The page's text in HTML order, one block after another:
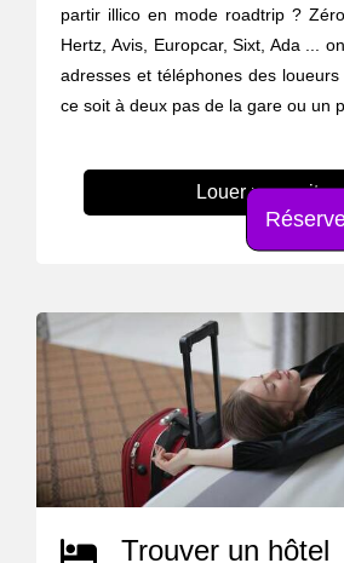
partir illico en mode roadtrip ?
Hertz, Avis, Europcar, Sixt, Ada ...
adresses et téléphones des
ce soit à deux pas de la gare ou un
Louer une
Trouver un hôtel